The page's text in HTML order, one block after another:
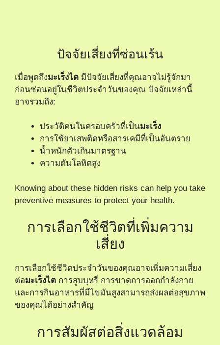
ปัจจัยเสี่ยงที่ซ่อนเร้น
เมื่อพูดถึงมะเร็งไต มีปัจจัยเสี่ยงที่คุณอาจไม่รู้จักมา
ก่อนซ่อนอยู่ในชีวิตประจำวันของคุณ ปัจจัยเหล่านี้
อาจรวมถึง:
ประวัติคนในครอบครัวที่เป็นมะเร็ง
การใช้ยาเสพติดหรือสารเคมีที่เป็นอันตราย
น้ำหนักตัวเกินมาตรฐาน
ความดันโลหิตสูง
Knowing about these hidden risks can help you take
preventive measures to protect your health.
การเลือกใช้ชีวิตที่เพิ่มความ
เสี่ยง
การเลือกใช้ชีวิตประจำวันของคุณอาจเพิ่มความเสี่ยง
ต่อมะเร็งไต การสูบบุหรี่ การขาดการออกกำลังกาย
และการกินอาหารที่มีไขมันสูงสามารถส่งผลต่อสุขภาพ
ของคุณได้อย่างสำคัญ
การสัมผัสต่อสิ่งแวดล้อม